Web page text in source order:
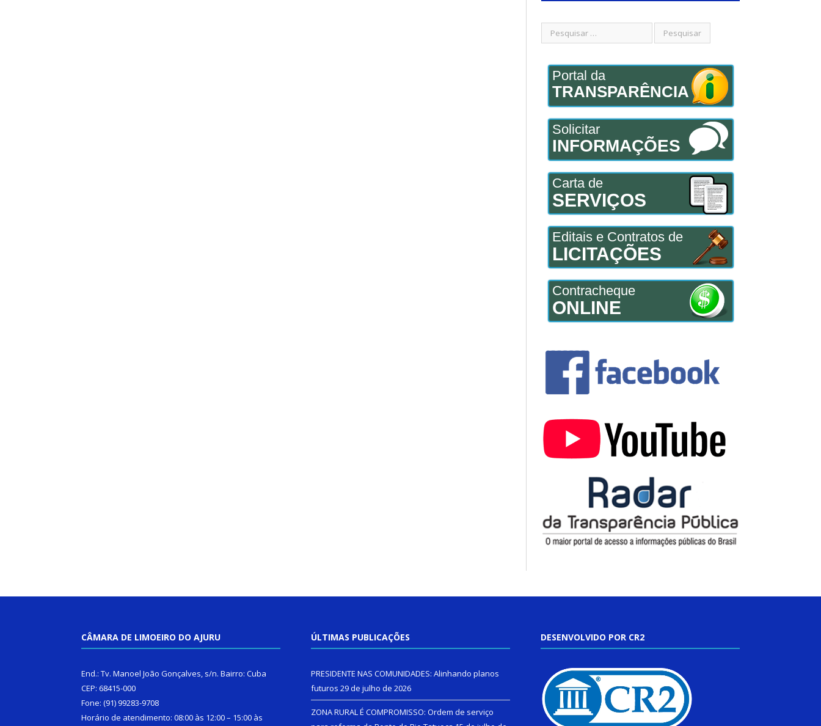
Portal da
TRANSPARÊNCIA
Solicitar
INFORMAÇÕES
Carta de
SERVIÇOS
Editais e Contratos de
LICITAÇÕES
Contracheque
ONLINE
CÂMARA DE LIMOEIRO DO AJURU
End.: Tv. Manoel João Gonçalves, s/n. Bairro: Cuba
CEP: 68415-000
Fone: (91) 99283-9708
Horário de atendimento: 08:00 às 12:00 – 15:00 às
ÚLTIMAS PUBLICAÇÕES
PRESIDENTE NAS COMUNIDADES: Alinhando planos
futuros 29 de julho de 2026
ZONA RURAL É COMPROMISSO: Ordem de serviço
DESENVOLVIDO POR CR2